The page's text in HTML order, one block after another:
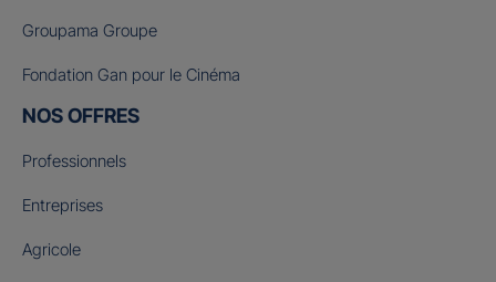
Groupama Groupe
Fondation Gan pour le Cinéma
NOS OFFRES
Professionnels
Entreprises
Agricole